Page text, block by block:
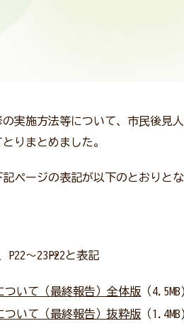
実施方法等について、市民後見
りまとめました。
ページの表記が以下のとおりと
P22～23→P22と表記
いて（最終報告）全体版 （4.5MB)
いて（最終報告）抜粋版 （1.4MB)